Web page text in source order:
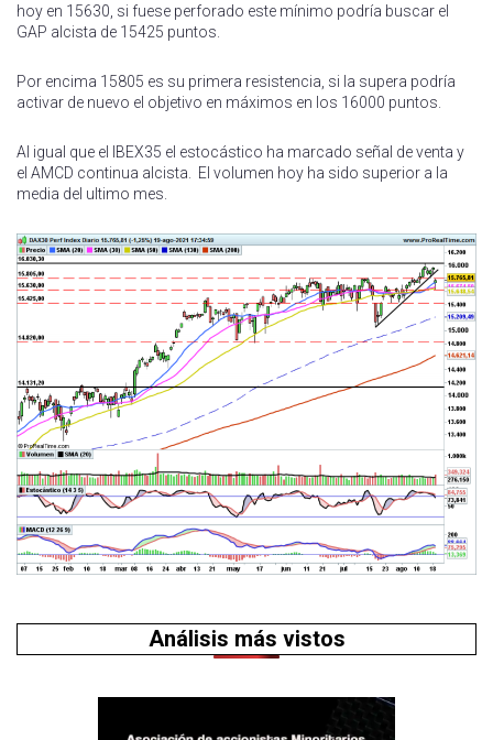
hoy en 15630, si fuese perforado este mínimo podría buscar el
GAP alcista de 15425 puntos.
Por encima 15805 es su primera resistencia, si la supera podría
activar de nuevo el objetivo en máximos en los 16000 puntos.
Al igual que el IBEX35 el estocástico ha marcado señal de venta y
el AMCD continua alcista. El volumen hoy ha sido superior a la
media del ultimo mes.
Análisis más vistos